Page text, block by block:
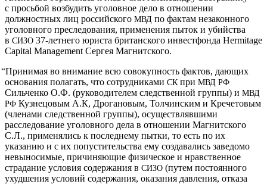
с просьбой возбудить уголовное дело в отношении
должностных лиц российского МВД по фактам незаконного
уголовного преследования, применения пыток и убийства
в СИЗО 37-летнего юриста британского инвестфонда Her­mitage
Cap­i­tal Man­age­ment Сергея Магнитского.
“Принимая во внимание всю совокупность фактов, дающих
основания полагать, что сотрудниками СК при МВД РФ
Сильченко О.Ф. (руководителем следственной группы) и МВД
РФ Кузнецовым А.К, Дрогановым, Толчинским и Кречетовым
(членами следственной группы), осуществлявшими
расследование уголовного дела в отношении Магнитского
С.Л., применялись к последнему пытки, то есть по их
указанию и с их попустительства ему создавались заведомо
невыносимые, причиняющие физическое и нравственное
страдание условия содержания в СИЗО (путем постоянного
ухудшения условий содержания, оказания давления, отказа